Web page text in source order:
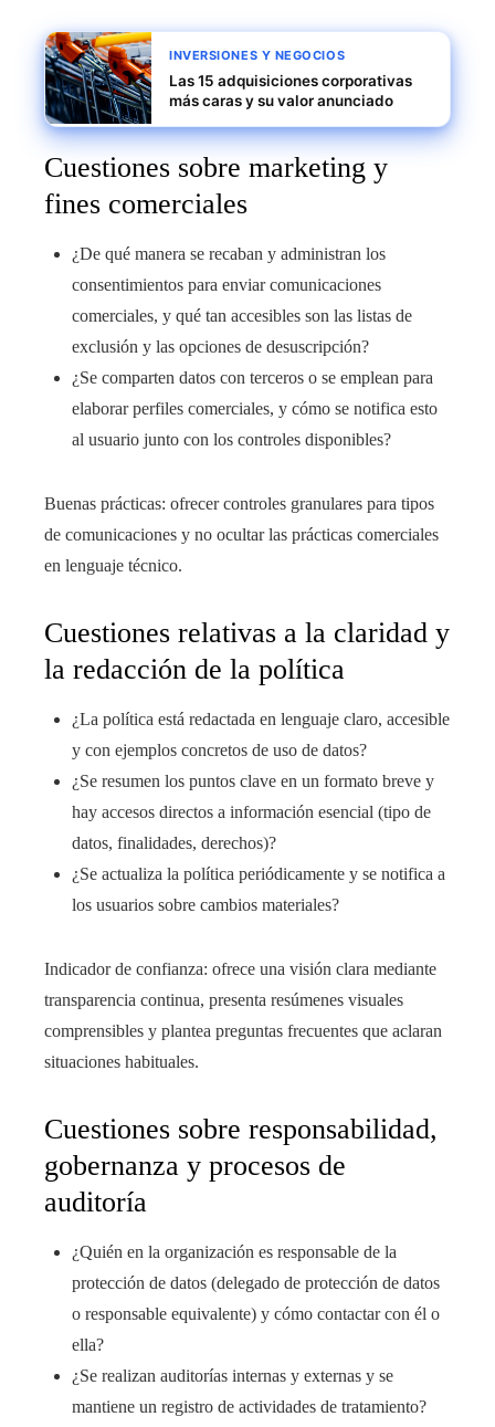
INVERSIONES Y NEGOCIOS
Las 15 adquisiciones corporativas
más caras y su valor anunciado
Cuestiones sobre marketing y
fines comerciales
¿De qué manera se recaban y administran los
consentimientos para enviar comunicaciones
comerciales, y qué tan accesibles son las listas de
exclusión y las opciones de desuscripción?
¿Se comparten datos con terceros o se emplean para
elaborar perfiles comerciales, y cómo se notifica esto
al usuario junto con los controles disponibles?
Buenas prácticas: ofrecer controles granulares para tipos
de comunicaciones y no ocultar las prácticas comerciales
en lenguaje técnico.
Cuestiones relativas a la claridad y
la redacción de la política
¿La política está redactada en lenguaje claro, accesible
y con ejemplos concretos de uso de datos?
¿Se resumen los puntos clave en un formato breve y
hay accesos directos a información esencial (tipo de
datos, finalidades, derechos)?
¿Se actualiza la política periódicamente y se notifica a
los usuarios sobre cambios materiales?
Indicador de confianza: ofrece una visión clara mediante
transparencia continua, presenta resúmenes visuales
comprensibles y plantea preguntas frecuentes que aclaran
situaciones habituales.
Cuestiones sobre responsabilidad,
gobernanza y procesos de
auditoría
¿Quién en la organización es responsable de la
protección de datos (delegado de protección de datos
o responsable equivalente) y cómo contactar con él o
ella?
¿Se realizan auditorías internas y externas y se
mantiene un registro de actividades de tratamiento?